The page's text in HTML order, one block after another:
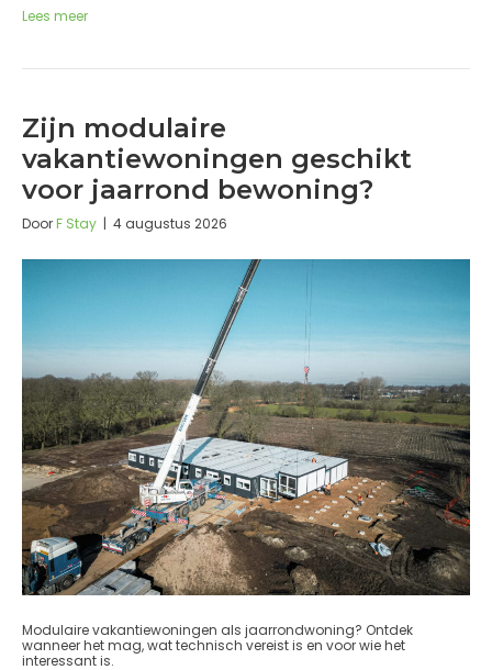
Lees meer
Zijn modulaire
vakantiewoningen geschikt
voor jaarrond bewoning?
DoorF Stay | 4 augustus 2026
Modulaire vakantiewoningen als jaarrondwoning? Ontdek
wanneer het mag, wat technisch vereist is en voor wie het
interessant is.